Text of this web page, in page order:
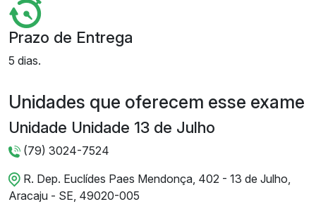
Prazo de Entrega
5 dias.
Unidades que oferecem esse exame
Unidade Unidade 13 de Julho
(79) 3024-7524
R. Dep. Euclídes Paes Mendonça, 402 - 13 de Julho,
Aracaju - SE, 49020-005